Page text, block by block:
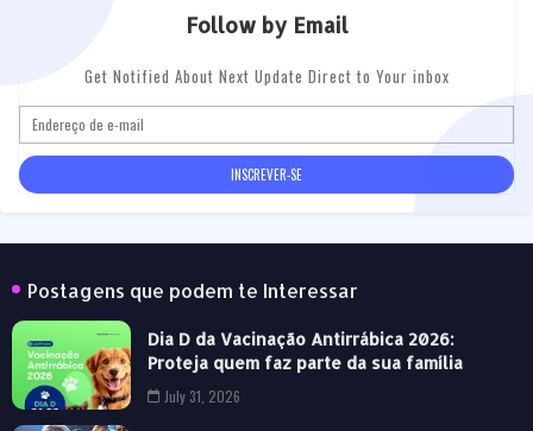
Follow by Email
Get Notified About Next Update Direct to Your inbox
Postagens que podem te Interessar
Dia D da Vacinação Antirrábica 2026:
Proteja quem faz parte da sua família
July 31, 2026